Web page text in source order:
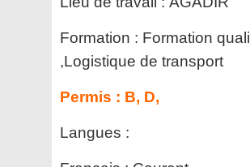
Formation : Formation
,Logistique de transport
Permis : B, D,
Langues :